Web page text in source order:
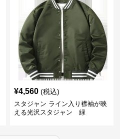
¥4,560 (税込)
スタジャン ライン入り襟袖が映
える光沢スタジャン 緑